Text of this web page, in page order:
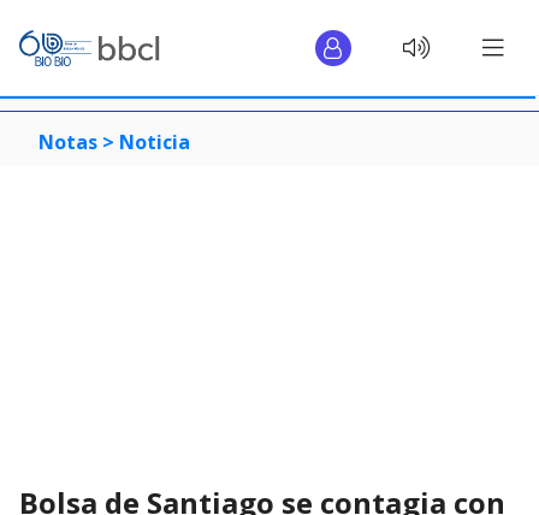
Notas > Noticia
Bolsa de Santiago se contagia con